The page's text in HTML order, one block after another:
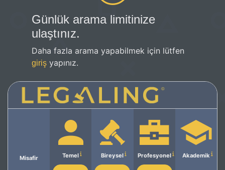
Günlük arama limitinize
ulaştınız.
Daha fazla arama yapabilmek için lütfen
giriş yapınız.
Misafir Temel Bireysel Profesyonel Akademik